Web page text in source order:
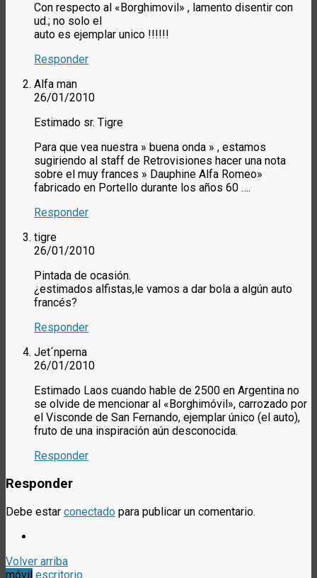
Con respecto al «Borghimovil» , lamento disentir con
ud.; no solo el
auto es ejemplar unico !!!!!!
Responder
Alfa man
26/01/2010
Estimado sr. Tigre
Para que vea nuestra » buena onda » , estamos
sugiriendo al staff de Retrovisiones hacer una nota
sobre el muy frances » Dauphine Alfa Romeo»
fabricado en Portello durante los años 60 ….
Responder
tigre
26/01/2010
Pintada de ocasión.
¿estimados alfistas,le vamos a dar bola a algún auto
francés?
Responder
Jet´nperna
26/01/2010
Estimado Laos cuando hable de 2500 en Argentina no
se olvide de mencionar al «Borghimóvil», carrozado por
el Visconde de San Fernando, ejemplar único (el auto),
fruto de una inspiración aún desconocida.
Responder
Responder
Debe estar conectado para publicar un comentario.
Volver arriba
móvil escritorio